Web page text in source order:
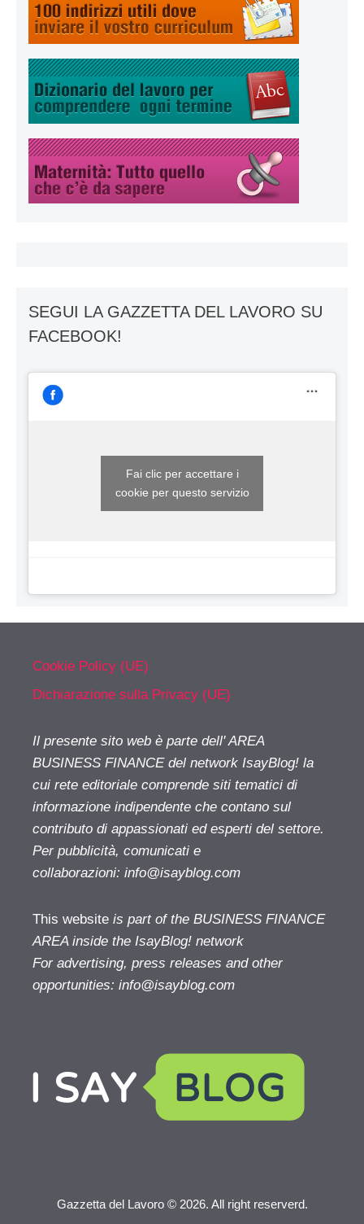
SEGUI LA GAZZETTA DEL LAVORO SU
FACEBOOK!
Fai clic per accettare i
cookie per questo servizio
Cookie Policy (UE)
Dichiarazione sulla Privacy (UE)
Il presente sito web è parte dell' AREA
BUSINESS FINANCE del network IsayBlog! la
cui rete editoriale comprende siti tematici di
informazione indipendente che contano sul
contributo di appassionati ed esperti del settore.
Per pubblicità, comunicati e
collaborazioni: info@isayblog.com
This website is part of the BUSINESS FINANCE
AREA inside the IsayBlog! network
For advertising, press releases and other
opportunities: info@isayblog.com
Gazzetta del Lavoro © 2026. All right reserverd.